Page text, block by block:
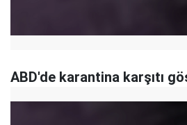
ABD'de karantina karşıtı